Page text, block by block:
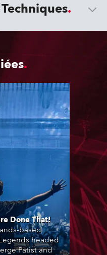
Done That!
based
headed
Patist and